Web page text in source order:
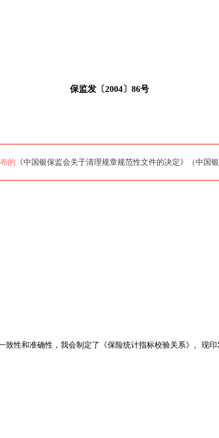
保监发〔2004〕86号
的 《中国银保监会关于清理规章规范性文件的决定》（中国
性和准确性，我会制定了《保险统计指标校验关系》。现